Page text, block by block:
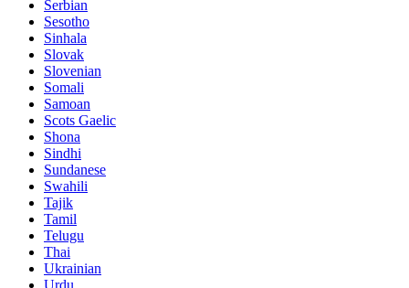
Serbian
Sesotho
Sinhala
Slovak
Slovenian
Somali
Samoan
Scots Gaelic
Shona
Sindhi
Sundanese
Swahili
Tajik
Tamil
Telugu
Thai
Ukrainian